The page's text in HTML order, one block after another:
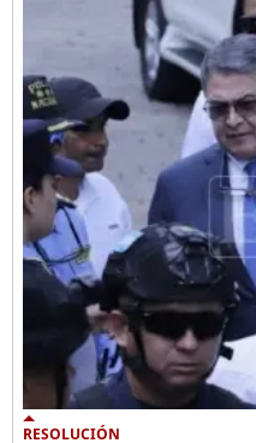
RESOLUCIÓN